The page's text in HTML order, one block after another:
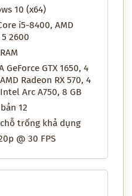
10 (x64)
i5-8400, AMD
5 2600
GeForce GTX 1650, 4
Radeon RX 570, 4
Arc A750, 8 GB
12
chỗ trống khả dụng
@ 30 FPS